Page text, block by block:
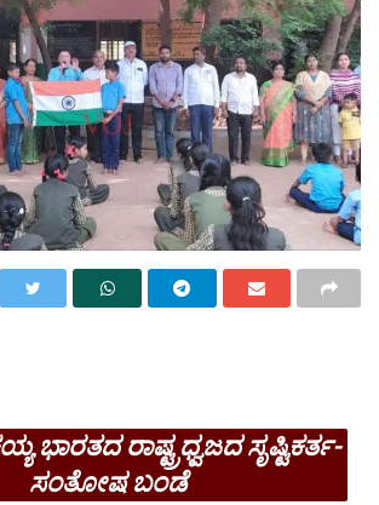
ಭಾರತದ ರಾಷ್ಟ್ರಧ್ವಜದ ಸೃಷ್ಟಿಕರ್ತ-
ಸಂತೋಷ ಬಂಡೆ